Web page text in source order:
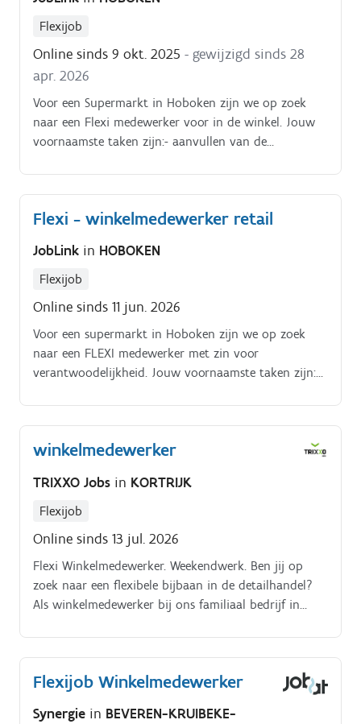
Flexijob
Online sinds 9 okt. 2025 - gewijzigd sinds 28
apr. 2026
Voor een Supermarkt in Hoboken zijn we op zoek
naar een Flexi medewerker voor in de winkel. Jouw
voornaamste taken zijn:- aanvullen van de
kwaliteit van de producten;- bewaakt de netheid van
de winkel;- plaatsen en opvolgen van bestellingen;-
klant te woord staan;- kassawerk.
Flexi - winkelmedewerker retail
JobLink in HOBOKEN
Flexijob
Online sinds 11 jun. 2026
Voor een supermarkt in Hoboken zijn we op zoek
naar een FLEXI medewerker met zin voor
verantwoodelijkheid. Jouw voornaamste taken zijn:
winkelmedewerker
TRIXXO Jobs in KORTRIJK
Flexijob
Online sinds 13 jul. 2026
Flexi Winkelmedewerker. Weekendwerk. Ben jij op
zoek naar een flexibele bijbaan in de detailhandel?
Als winkelmedewerker bij ons familiaal bedrijf in
zondag voormiddag.
Flexijob Winkelmedewerker
Synergie in BEVEREN-KRUIBEKE-